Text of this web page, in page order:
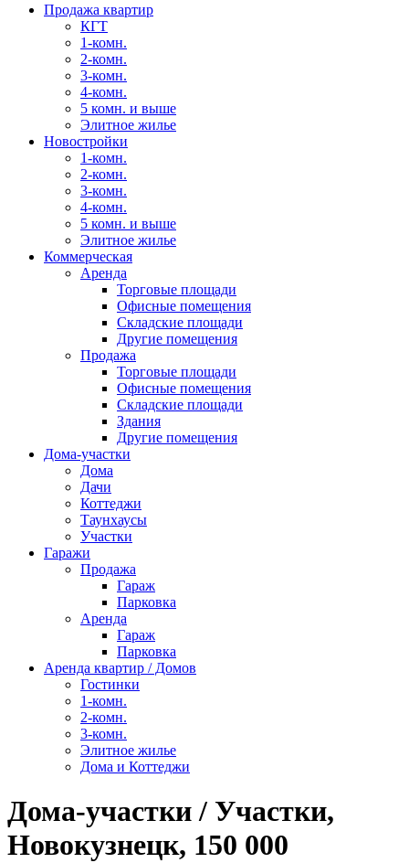
Продажа квартир
КГТ
1-комн.
2-комн.
3-комн.
4-комн.
5 комн. и выше
Элитное жилье
Новостройки
1-комн.
2-комн.
3-комн.
4-комн.
5 комн. и выше
Элитное жилье
Коммерческая
Аренда
Торговые площади
Офисные помещения
Складские площади
Другие помещения
Продажа
Торговые площади
Офисные помещения
Складские площади
Здания
Другие помещения
Дома-участки
Дома
Дачи
Коттеджи
Таунхаусы
Участки
Гаражи
Продажа
Гараж
Парковка
Аренда
Гараж
Парковка
Аренда квартир / Домов
Гостинки
1-комн.
2-комн.
3-комн.
Элитное жилье
Дома и Коттеджи
Дома-участки / Участки,
Новокузнецк, 150 000